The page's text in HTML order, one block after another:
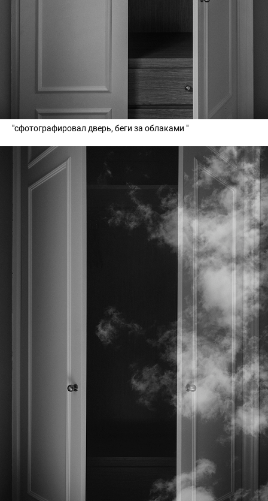
"сфотографировал дверь, беги за облаками "